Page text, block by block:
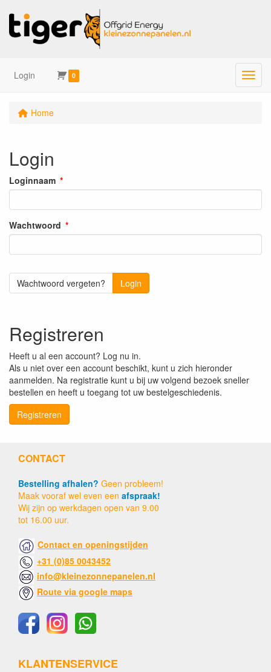
Login 0 Menu
Home
Login
Loginnaam
Wachtwoord
Wachtwoord vergeten? Login
Registreren
Heeft u al een account? Log nu in.
Als u niet over een account beschikt, kunt u zich hieronder
aanmelden. Na registratie kunt u bij uw volgend bezoek sneller
bestellen en heeft u toegang tot uw bestelgeschiedenis.
Registreren
CONTACT
Bestelling afhalen? Geen probleem!
Maak vooraf wel even een afspraak!
Wij zijn op werkdagen open van 9.00
tot 16.00 uur.
Contact en openingstijden
+31 (0)85 0043452
info@kleinezonnepanelen.nl
Route via google maps
KLANTENSERVICE